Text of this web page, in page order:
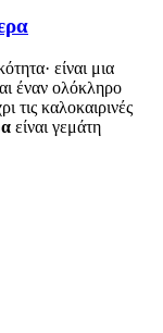
είναι μια
έναν ολόκληρο
τις καλοκαιρινές
είναι γεμάτη